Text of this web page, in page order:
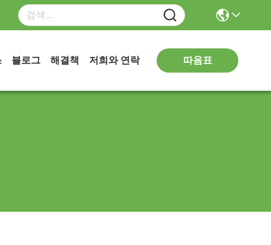
블로그 해결책 저희와 연락 따옴표